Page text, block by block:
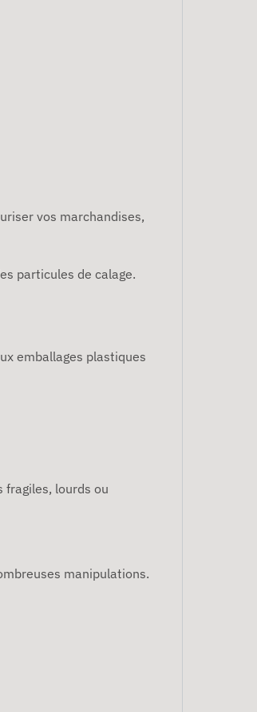
vos marchandises,
particules de calage.
emballages plastiques
lourds ou
manipulations.